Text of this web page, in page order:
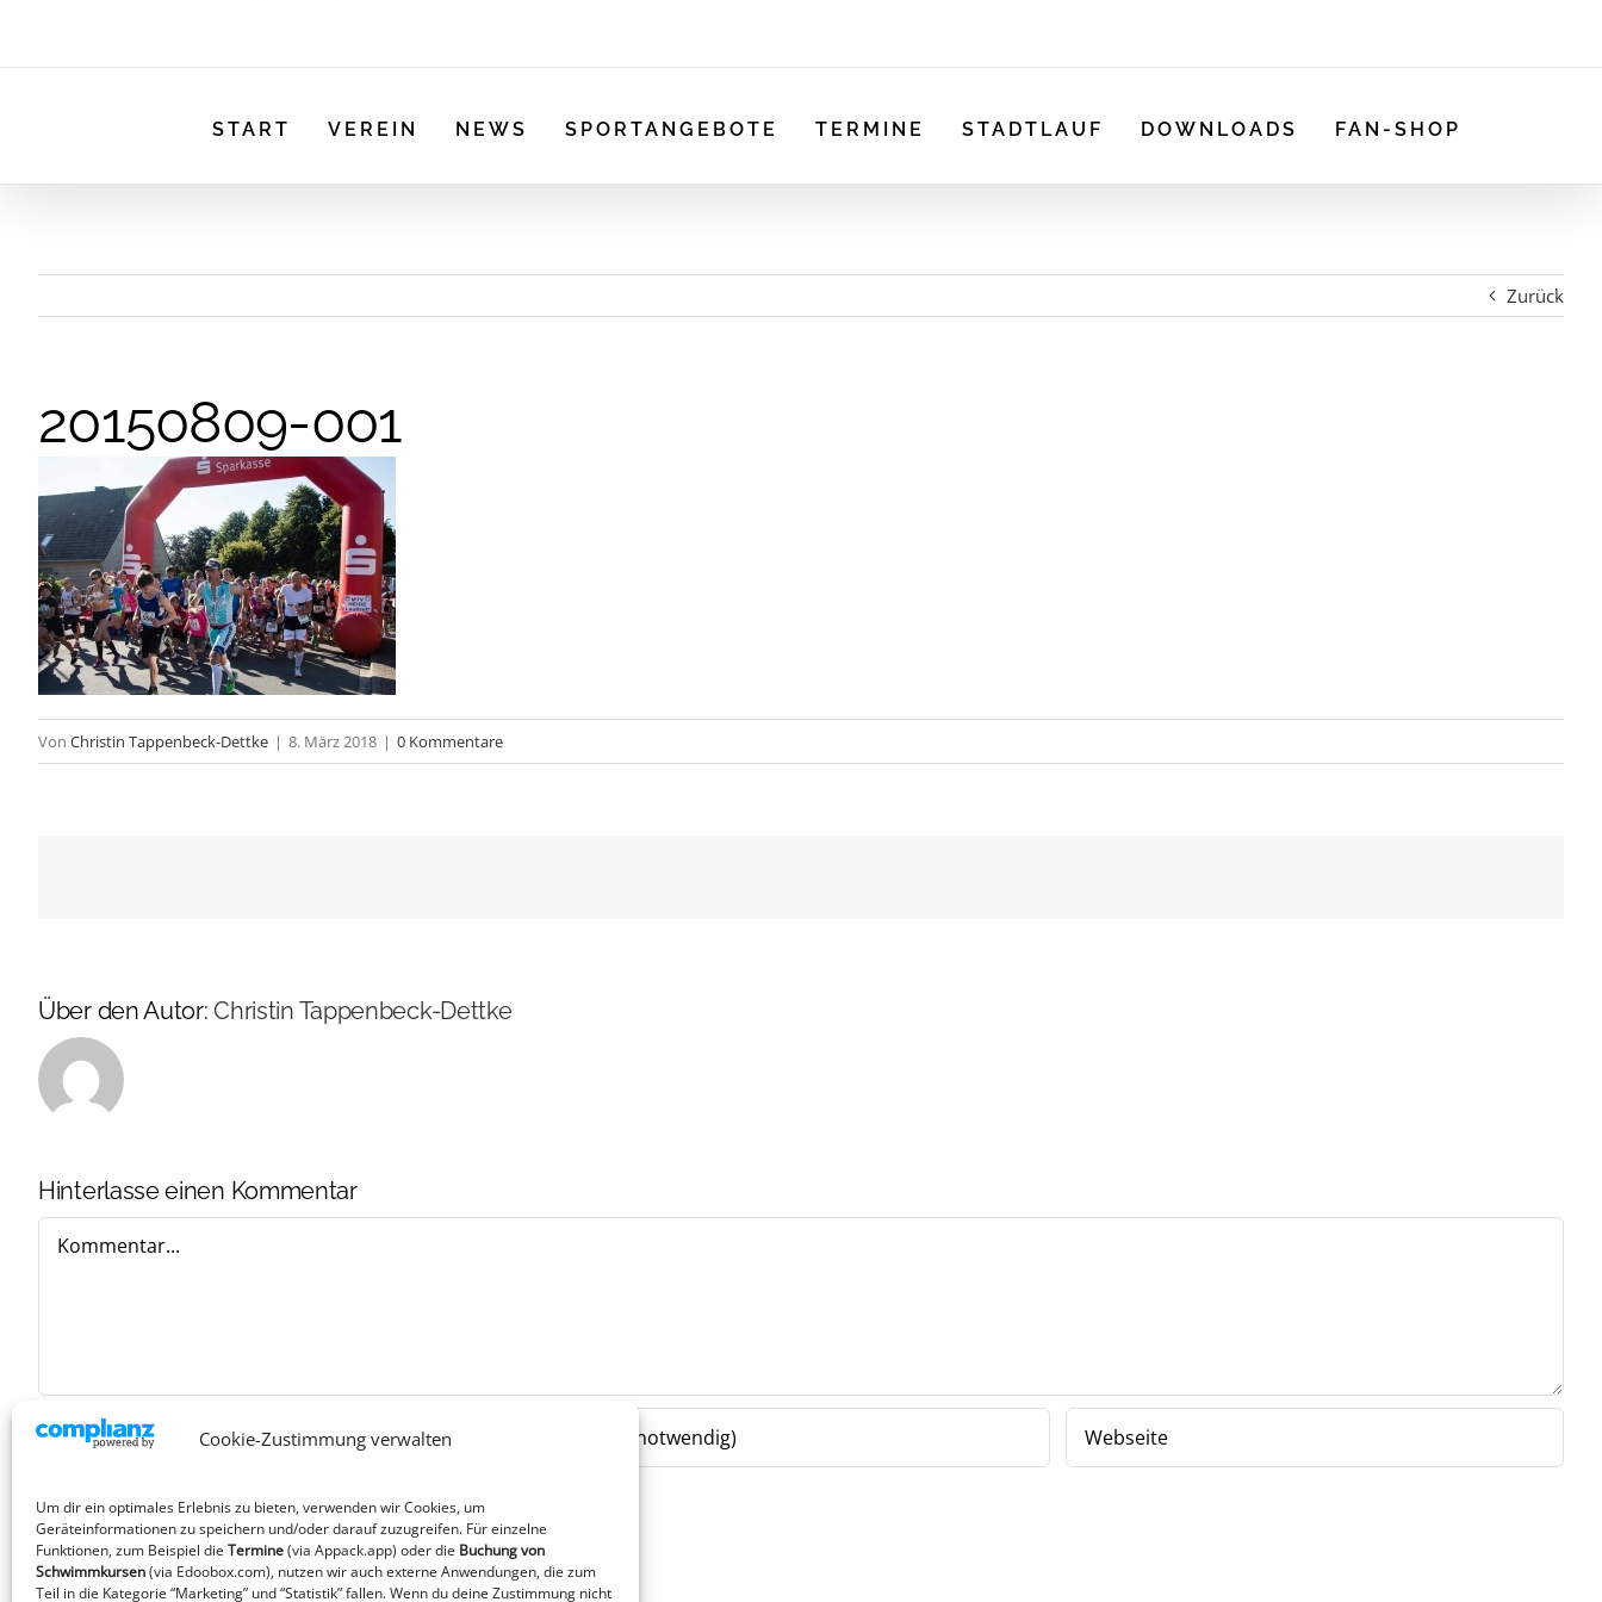
Cookie-Zustimmung verwalten
Um dir ein optimales Erlebnis zu bieten, verwenden wir Cookies, um
Geräteinformationen zu speichern und/oder darauf zuzugreifen. Für einzelne
Funktionen, zum Beispiel die Termine(via Appack.app) oder die Buchung von
Schwimmkursen(via Edoobox.com), nutzen wir auch externe Anwendungen, die zum
Teil in die Kategorie “Marketing” und “Statistik” fallen. Wenn du deine Zustimmung nicht
START VEREIN NEWS SPORTANGEBOTE TERMINE STADTLAUF DOWNLOADS FAN-SHOP
Zurück
20150809-001
Von Christin Tappenbeck-Dettke | 8. März 2018 | 0 Kommentare
Über den Autor:Christin Tappenbeck-Dettke
Hinterlasse einen Kommentar
Kommentar